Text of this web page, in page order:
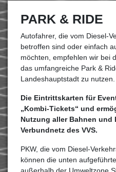
PARK & RIDE
Autofahrer, die vom Diesel-
betroffen sind oder einfach
möchten, empfehlen wir bei
das umfangreiche Park &
Landeshauptstadt zu nutzen.
Die Eintrittskarten für
„Kombi-Tickets“ und
Nutzung aller Bahnen und
Verbundnetz des VVS.
PKW, die vom Diesel-
können die unten